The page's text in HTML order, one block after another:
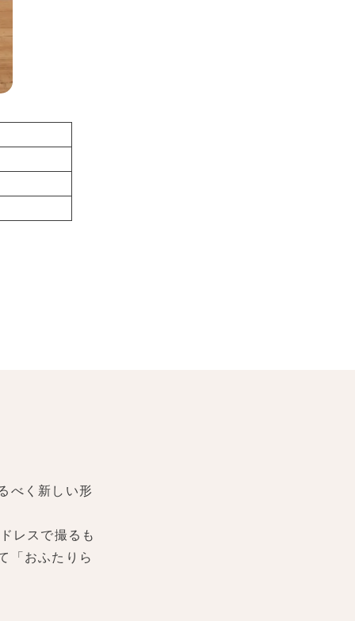
べく新しい形
レスで撮るも
「おふたりら